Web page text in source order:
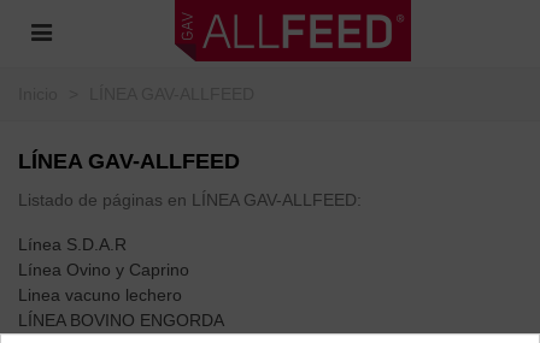
LÍNEA GAV-ALLFEED
Listado de páginas en LÍNEA GAV-ALLFEED:
Línea S.D.A.R
Línea Ovino y Caprino
Linea vacuno lechero
LÍNEA BOVINO ENGORDA